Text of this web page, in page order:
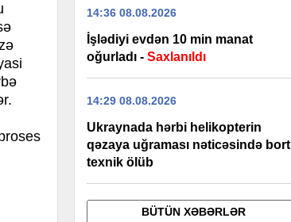
14:36 08.08.2026
İşlədiyi evdən 10 min manat
oğurladı - Saxlanıldı
14:29 08.08.2026
Ukraynada hərbi helikopterin
qəzaya uğraması nəticəsində bort
texnik ölüb
BÜTÜN XƏBƏRLƏR